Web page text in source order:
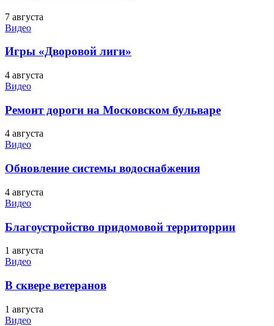
7 августа
Видео
Игры «Дворовой лиги»
4 августа
Видео
Ремонт дороги на Московском бульваре
4 августа
Видео
Обновление системы водоснабжения
4 августа
Видео
Благоустройство придомовой территоррии
1 августа
Видео
В сквере ветеранов
1 августа
Видео